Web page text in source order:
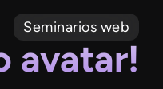
Seminarios web
avatar!